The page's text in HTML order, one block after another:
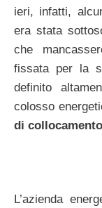
ieri, infatti,
era stata
che
fissata per la
definito
colosso
di collocamento
L’azienda